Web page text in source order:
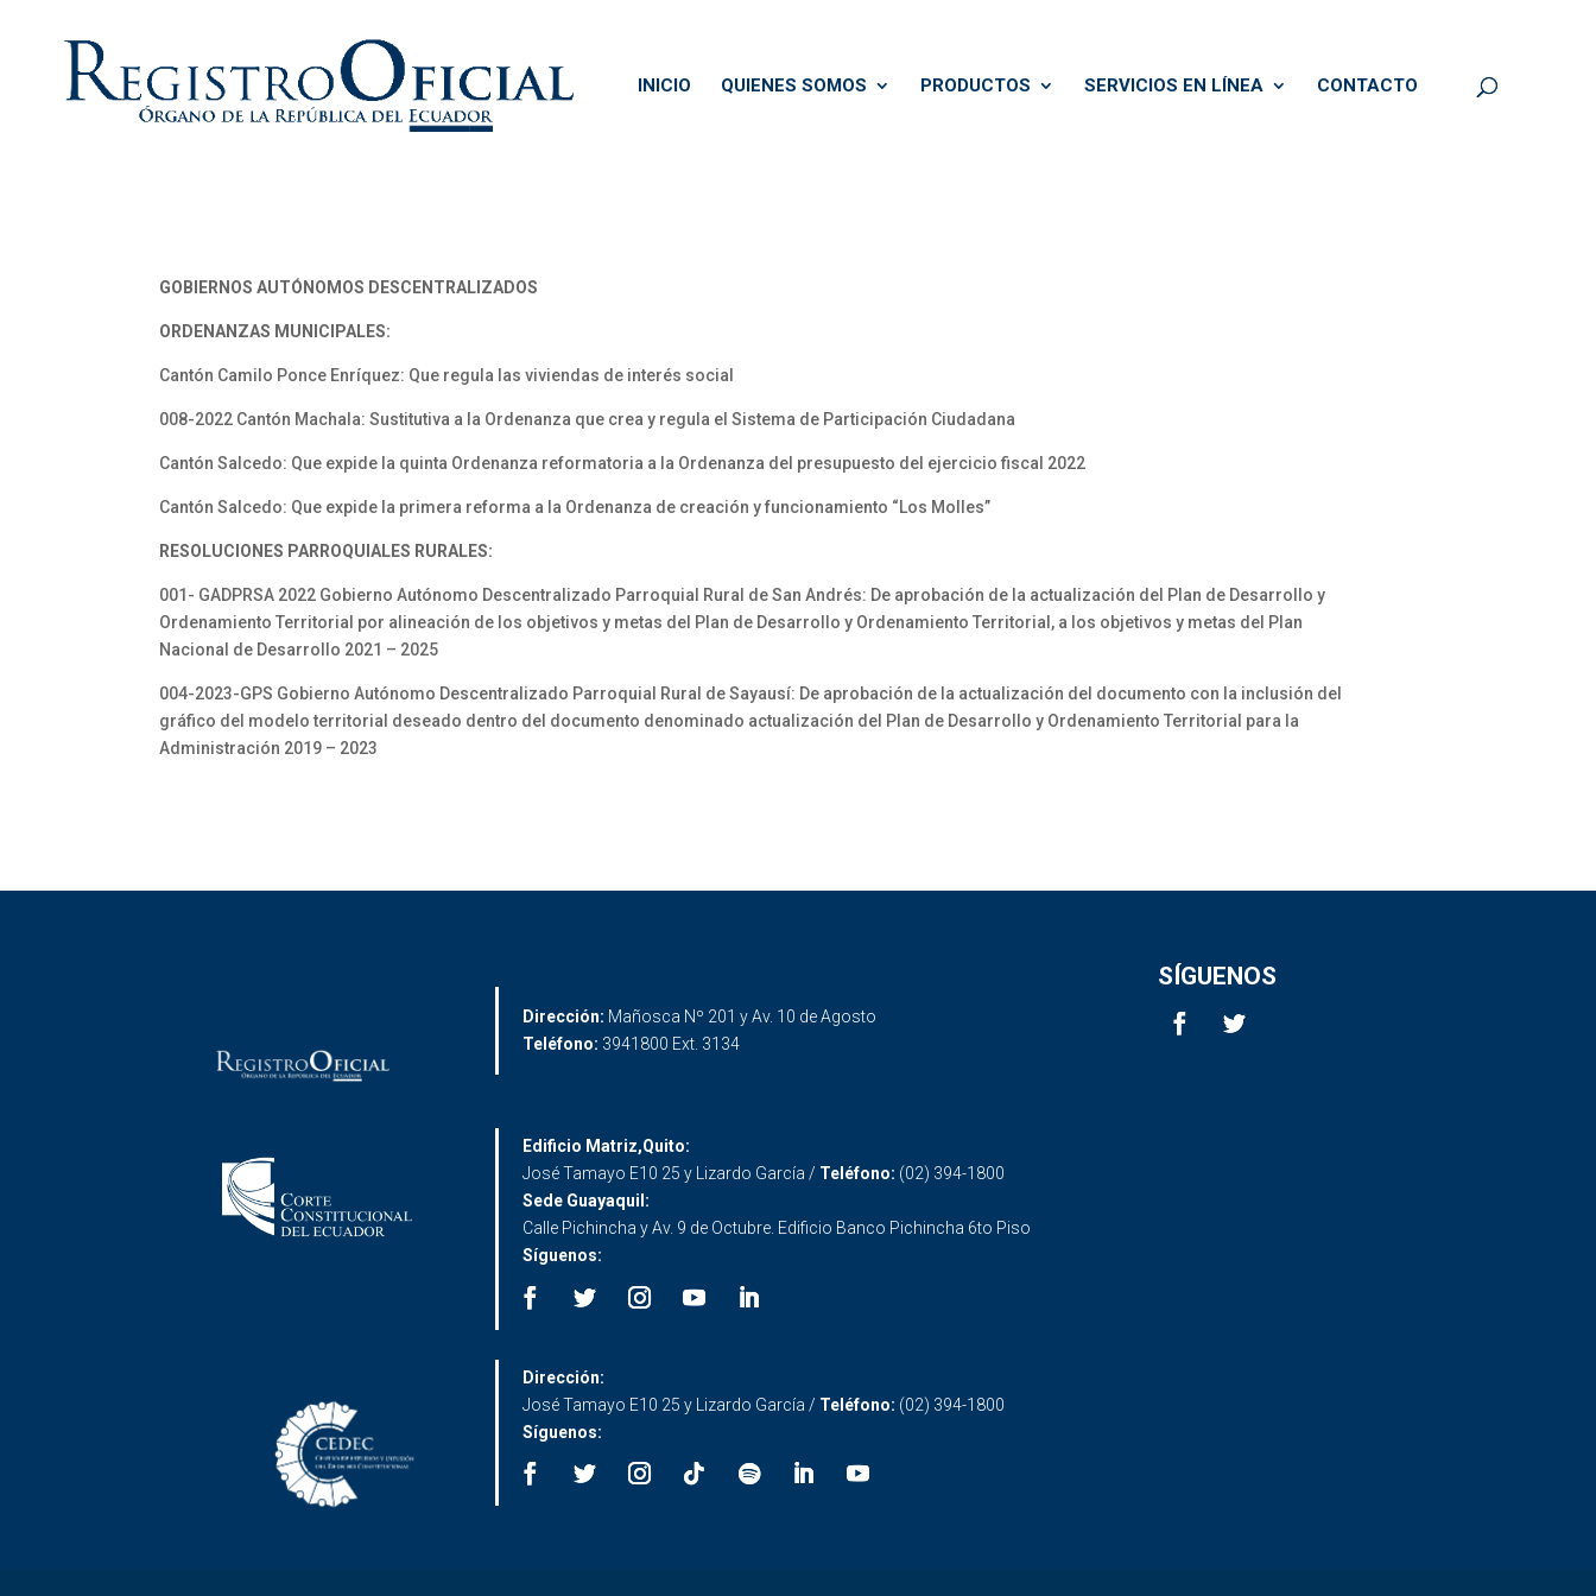
INICIO QUIENES SOMOS PRODUCTOS SERVICIOS EN LÍNEA CONTACTO
GOBIERNOS AUTÓNOMOS DESCENTRALIZADOS
ORDENANZAS MUNICIPALES:
Cantón Camilo Ponce Enríquez: Que regula las viviendas de interés social
008-2022 Cantón Machala: Sustitutiva a la Ordenanza que crea y regula el Sistema de Participación Ciudadana
Cantón Salcedo: Que expide la quinta Ordenanza reformatoria a la Ordenanza del presupuesto del ejercicio fiscal 2022
Cantón Salcedo: Que expide la primera reforma a la Ordenanza de creación y funcionamiento “Los Molles”
RESOLUCIONES PARROQUIALES RURALES:
001- GADPRSA 2022 Gobierno Autónomo Descentralizado Parroquial Rural de San Andrés: De aprobación de la actualización del Plan de Desarrollo y
Ordenamiento Territorial por alineación de los objetivos y metas del Plan de Desarrollo y Ordenamiento Territorial, a los objetivos y metas del Plan
Nacional de Desarrollo 2021 – 2025
004-2023-GPS Gobierno Autónomo Descentralizado Parroquial Rural de Sayausí: De aprobación de la actualización del documento con la inclusión del
gráfico del modelo territorial deseado dentro del documento denominado actualización del Plan de Desarrollo y Ordenamiento Territorial para la
Administración 2019 – 2023
Dirección: Mañosca Nº 201 y Av. 10 de Agosto
Teléfono: 3941800 Ext. 3134
SÍGUENOS
Edificio Matriz,Quito:
José Tamayo E10 25 y Lizardo García / Teléfono: (02) 394-1800
Sede Guayaquil:
Calle Pichincha y Av. 9 de Octubre. Edificio Banco Pichincha 6to Piso
Síguenos:
Dirección:
José Tamayo E10 25 y Lizardo García / Teléfono: (02) 394-1800
Síguenos: